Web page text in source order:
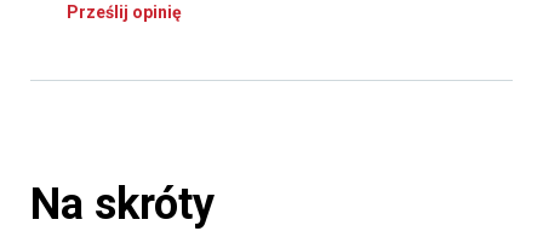
Prześlij opinię
Na skróty